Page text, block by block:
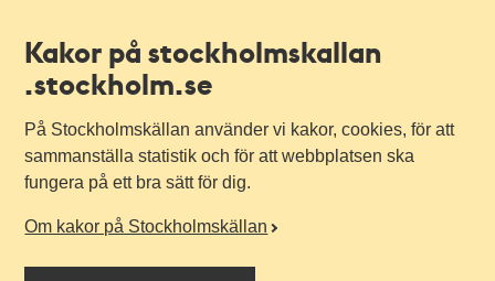
Kakor på stockholmskallan
.stockholm.se
På Stockholmskällan använder vi kakor, cookies, för att
sammanställa statistik och för att webbplatsen ska
fungera på ett bra sätt för dig.
Om kakor på Stockholmskällan